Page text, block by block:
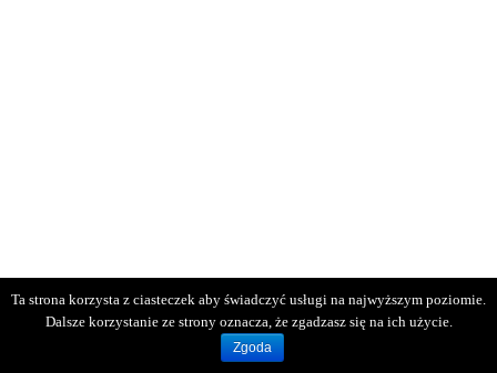
Ta strona korzysta z ciasteczek aby świadczyć usługi na najwyższym poziomie.
Dalsze korzystanie ze strony oznacza, że zgadzasz się na ich użycie.
Zgoda